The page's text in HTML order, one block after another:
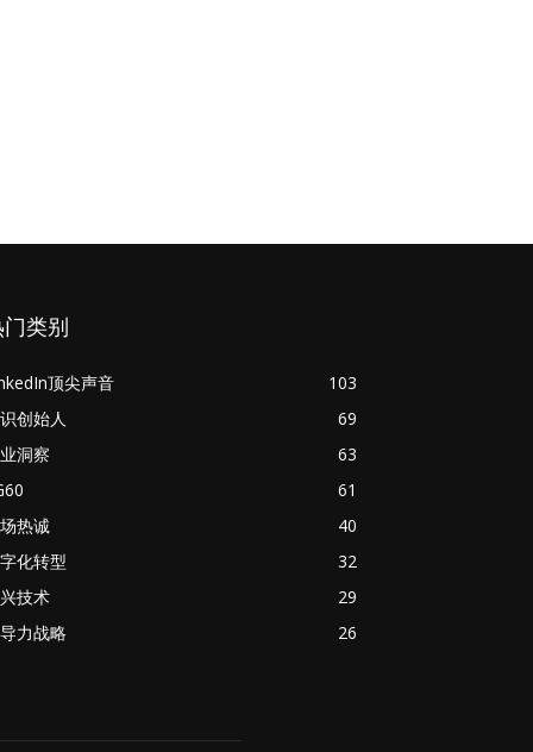
门类别
顶尖声音
103
创始人
69
洞察
63
61
热诚
40
化转型
32
技术
29
力战略
26